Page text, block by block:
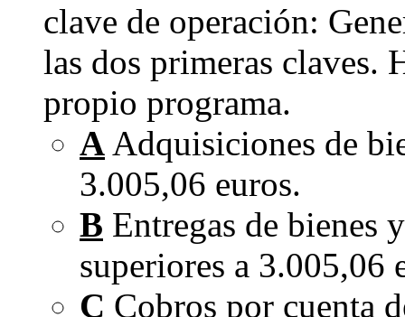
clave de operación:
las dos primeras claves.
propio programa.
A Adquisiciones de
3.005,06 euros.
B Entregas de bienes
superiores a 3.005,06
C Cobros por cuenta